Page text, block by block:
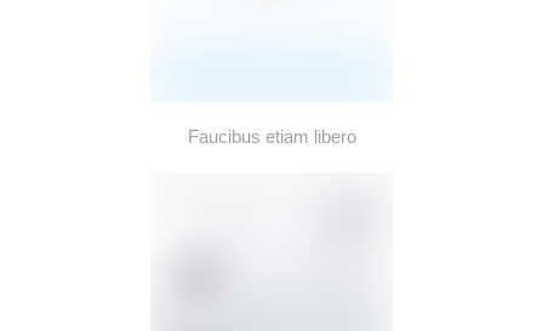
Faucibus etiam libero